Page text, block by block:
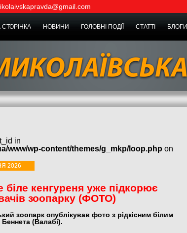
НОВИНИ ГОЛОВНІ ПОДІЇ СТАТТІ БЛОГИ
in
www/wp-content/themes/g_mkp/loop.php on
2026
біле кенгуреня уже підкорює
зоопарку (ФОТО)
зоопарк опублікував фото з рідкісним білим
Беннета (Валабі).